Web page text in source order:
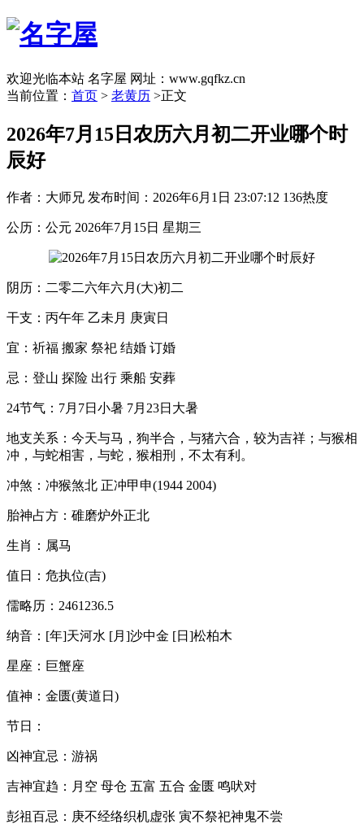
欢迎光临本站 名字屋 网址：www.gqfkz.cn
当前位置： 首页 > 老黄历 >正文
2026年7月15日农历六月初二开业哪个时
辰好
作者：大师兄 发布时间：2026年6月1日 23:07:12 136热度
公历：公元 2026年7月15日 星期三
阴历：二零二六年六月(大)初二
干支：丙午年 乙未月 庚寅日
宜：祈福 搬家 祭祀 结婚 订婚
忌：登山 探险 出行 乘船 安葬
24节气：7月7日小暑 7月23日大暑
地支关系：今天与马，狗半合，与猪六合，较为吉祥；与猴相
冲，与蛇相害，与蛇，猴相刑，不太有利。
冲煞：冲猴煞北 正冲甲申(1944 2004)
胎神占方：碓磨炉外正北
生肖：属马
值日：危执位(吉)
儒略历：2461236.5
纳音：[年]天河水 [月]沙中金 [日]松柏木
星座：巨蟹座
值神：金匮(黄道日)
节日：
凶神宜忌：游祸
吉神宜趋：月空 母仓 五富 五合 金匮 鸣吠对
彭祖百忌：庚不经络织机虚张 寅不祭祀神鬼不尝